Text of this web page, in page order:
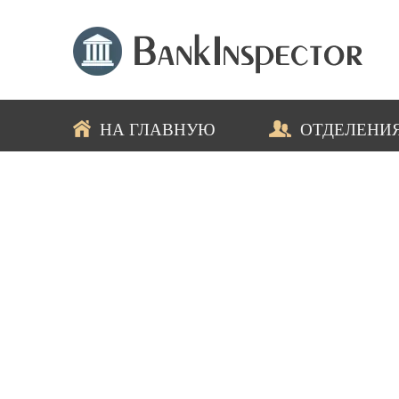
НА ГЛАВНУЮ